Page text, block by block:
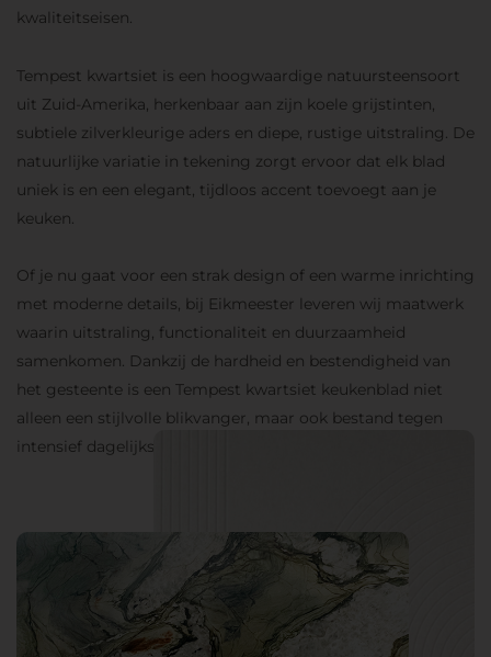
kwaliteitseisen.
Tempest kwartsiet is een hoogwaardige natuursteensoort
uit Zuid-Amerika, herkenbaar aan zijn koele grijstinten,
subtiele zilverkleurige aders en diepe, rustige uitstraling. De
natuurlijke variatie in tekening zorgt ervoor dat elk blad
uniek is en een elegant, tijdloos accent toevoegt aan je
keuken.
Of je nu gaat voor een strak design of een warme inrichting
met moderne details, bij Eikmeester leveren wij maatwerk
waarin uitstraling, functionaliteit en duurzaamheid
samenkomen. Dankzij de hardheid en bestendigheid van
het gesteente is een Tempest kwartsiet keukenblad niet
alleen een stijlvolle blikvanger, maar ook bestand tegen
intensief dagelijks gebruik.